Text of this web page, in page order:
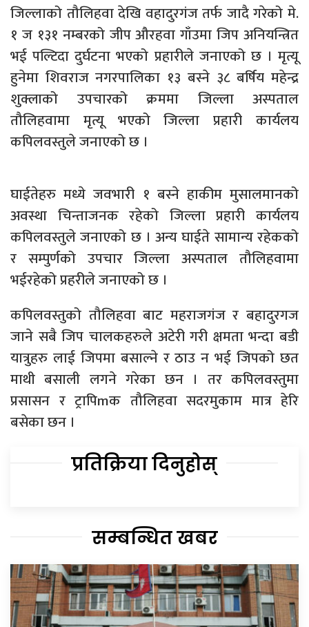
जिल्लाको तौलिहवा देखि वहादुरगंज तर्फ जादै गरेको मे.
१ ज १३१ नम्बरको जीप औरहवा गाँउमा जिप अनियन्त्रित
भई पल्टिदा दुर्घटना भएको प्रहारीले जनाएको छ । मृत्यू
हुनेमा शिवराज नगरपालिका १३ बस्ने ३८ बर्षिय महेन्द्र
शुक्लाको उपचारको क्रममा जिल्ला अस्पताल
तौलिहवामा मृत्यू भएको जिल्ला प्रहारी कार्यलय
कपिलवस्तुले जनाएको छ ।
घाईतेहरु मध्ये जवभारी १ बस्ने हाकीम मुसालमानको
अवस्था चिन्ताजनक रहेको जिल्ला प्रहारी कार्यलय
कपिलवस्तुले जनाएको छ । अन्य घाईते सामान्य रहेकको
र सम्पुर्णको उपचार जिल्ला अस्पताल तौलिहवामा
भईरहेको प्रहरीले जनाएको छ ।
कपिलवस्तुको तौलिहवा बाट महराजगंज र बहादुरगज
जाने सबै जिप चालकहरुले अटेरी गरी क्षमता भन्दा बडी
यात्रुहरु लाई जिपमा बसाल्ने र ठाउ न भई जिपको छत
माथी बसाली लगने गरेका छन । तर कपिलवस्तुमा
प्रसासन र ट्रापिmक तौलिहवा सदरमुकाम मात्र हेरि
बसेका छन ।
प्रतिक्रिया दिनुहोस्
सम्बन्धित खबर